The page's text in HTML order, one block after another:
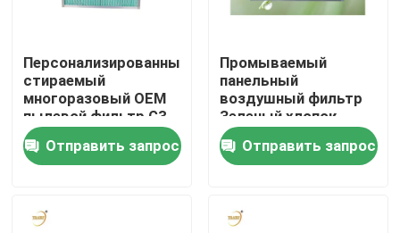
Продукты
Видео
Персонализированный
стираемый
многоразовый OEM
пылевой фильтр G3
G4 Merv8 воздушный
фильтр плитный
предварительный
HVAC
Отправить запрос
Промываемый
панельный
воздушный фильтр
Зеленый хлопок-
медийный фильтр
для ламинарной
капоты
Отправить запрос